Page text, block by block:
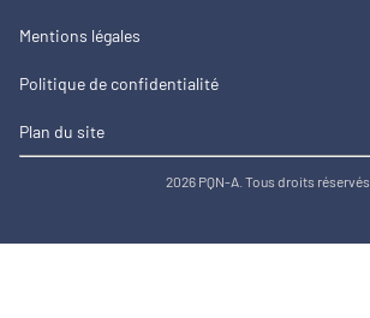
Mentions légales
Politique de confidentialité
Plan du site
2026 PQN-A. Tous droits réservés.